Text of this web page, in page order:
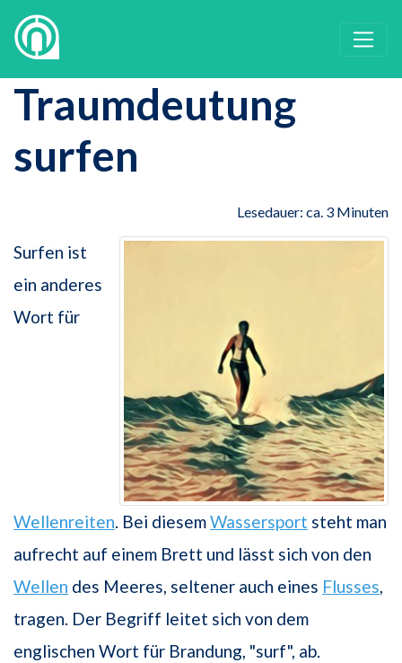
Traumdeutung
surfen
Lesedauer: ca. 3 Minuten
Surfen ist
ein anderes
Wort für
Wellenreiten. Bei diesemWassersport steht man
aufrecht auf einem Brett und lässt sich von den
Wellen des Meeres, seltener auch eines Flusses,
tragen. Der Begriff leitet sich von dem
englischen Wort für Brandung, "surf", ab.